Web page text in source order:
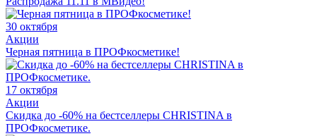
30 октября
Акции
Черная пятница в ПРОФкосметике!
17 октября
Акции
Скидка до -60% на бестселлеры CHRISTINA в
ПРОФкосметике.